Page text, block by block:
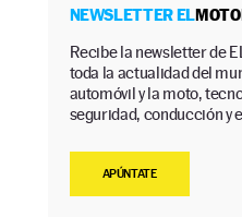
NEWSLETTER EL
Recibe la newsletter de
toda la actualidad del
automóvil y la moto,
seguridad, conducción y
APÚNTATE